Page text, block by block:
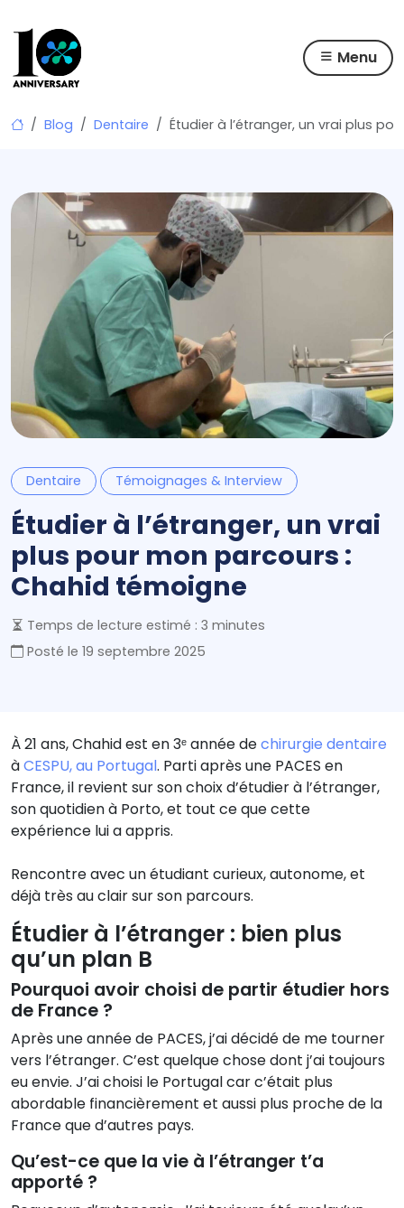
Skip
Menu
Blog Dentaire Étudier à l’étranger, un vrai plus
Dentaire Témoignages & Interview
Étudier à l’étranger, un vrai
plus pour mon parcours :
Chahid témoigne
Temps de lecture estimé : 3 minutes
Posté le 19 septembre 2025
À 21 ans, Chahid est en 3ᵉ année dechirurgie dentaire
àCESPU, au Portugal. Parti après une PACES en
France, il revient sur son choix d’étudier à l’étranger,
son quotidien à Porto, et tout ce que cette
expérience lui a appris.
Rencontre avec un étudiant curieux, autonome, et
déjà très au clair sur son parcours.
Étudier à l’étranger : bien plus
qu’un plan B
Pourquoi avoir choisi de partir étudier hors
de France ?
Après une année de PACES, j’ai décidé de me tourner
vers l’étranger. C’est quelque chose dont j’ai toujours
eu envie. J’ai choisi le Portugal car c’était plus
abordable financièrement et aussi plus proche de la
France que d’autres pays.
Qu’est-ce que la vie à l’étranger t’a
apporté ?